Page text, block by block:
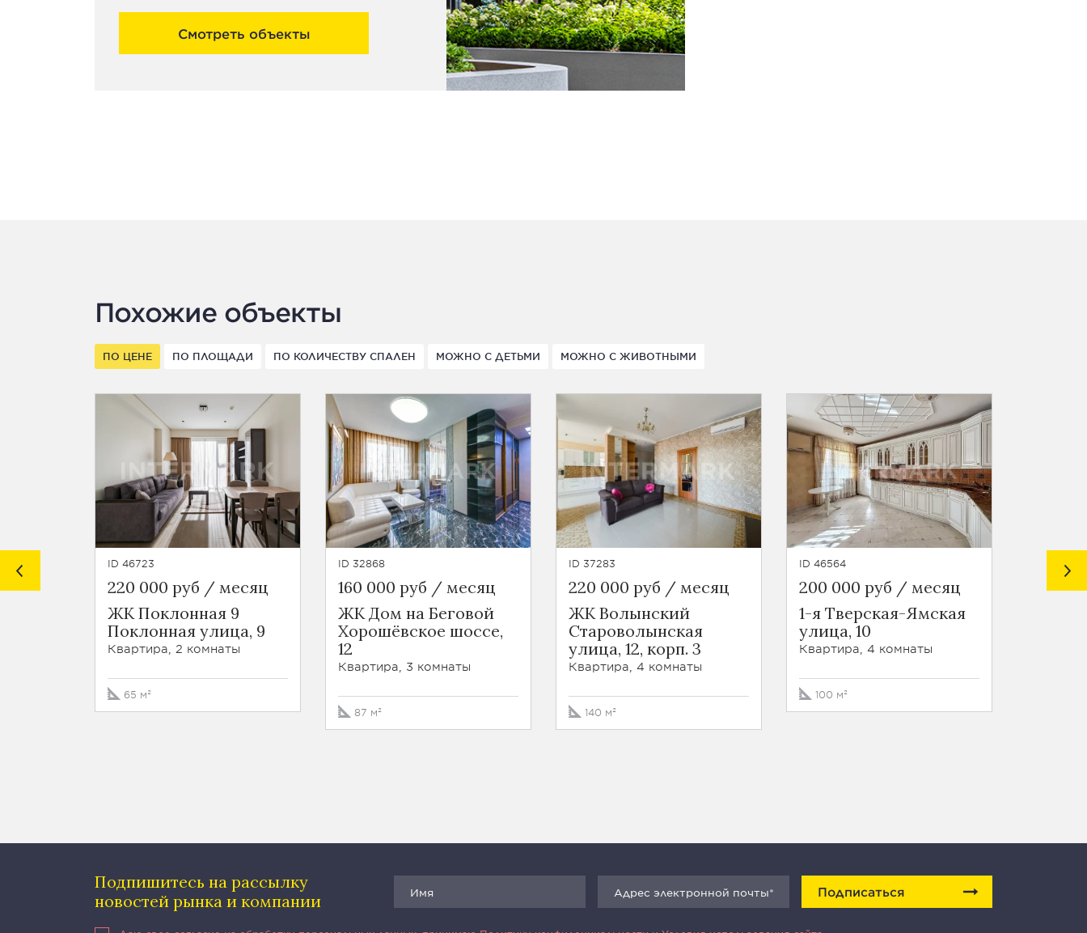
Смотреть объекты
Похожие объекты
ПО ЦЕНЕ ПО ПЛОЩАДИ ПО КОЛИЧЕСТВУ СПАЛЕН МОЖНО С ДЕТЬМИ МОЖНО С ЖИВОТНЫМИ
ID 46723
220 000 руб / месяц
ЖК Поклонная 9
Поклонная улица, 9
Квартира, 2 комнаты
65 м²
ID 32868
160 000 руб / месяц
ЖК Дом на Беговой
Хорошёвское шоссе,
12
Квартира, 3 комнаты
87 м²
ID 37283
220 000 руб / месяц
ЖК Волынский
Староволынская
улица, 12, корп. 3
Квартира, 4 комнаты
140 м²
ID 46564
200 000 руб / месяц
1-я Тверская-Ямская
улица, 10
Квартира, 4 комнаты
100 м²
ID 47255
230
Подпишитесь на рассылку
новостей рынка и компании
Подписаться